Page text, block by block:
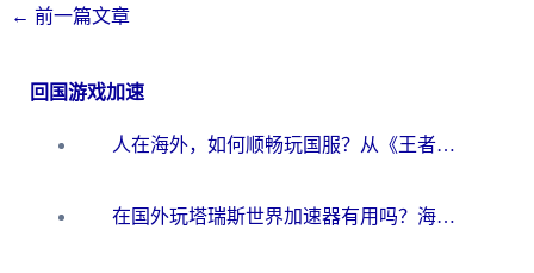
← 前一篇文章
回国游戏加速
人在海外，如何顺畅玩国服？从《王者荣耀》到《云图计划》的加速器终极指南
在国外玩塔瑞斯世界加速器有用吗？海外玩家亲测后的真实答案